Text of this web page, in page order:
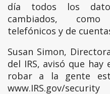
día todos los
cambiados,
telefónicos y de
Susan Simon,
del IRS, avisó que
robar a la gente
www.IRS.gov/